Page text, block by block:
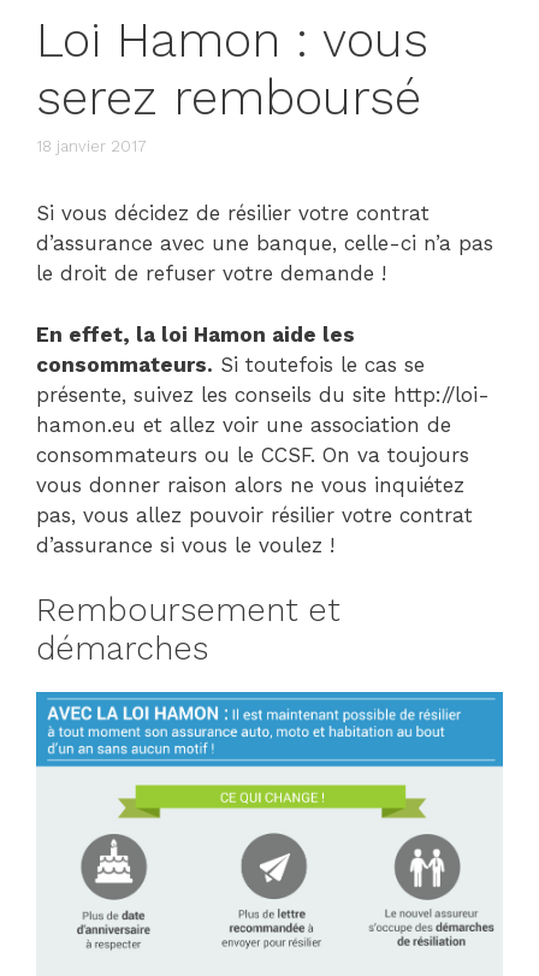
Loi Hamon : vous
serez remboursé
18 janvier 2017
Si vous décidez de résilier votre contrat
d’assurance avec une banque, celle-ci n’a pas
le droit de refuser votre demande !
En effet, la loi Hamon aide les
consommateurs. Si toutefois le cas se
présente, suivez les conseils du site http://loi-
hamon.eu et allez voir une association de
consommateurs ou le CCSF. On va toujours
vous donner raison alors ne vous inquiétez
pas, vous allez pouvoir résilier votre contrat
d’assurance si vous le voulez !
Remboursement et
démarches